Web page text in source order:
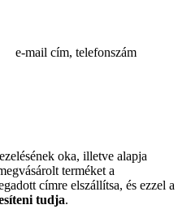
e-mail cím, telefonszám
oka, illetve alapja
terméket a
címre elszállítsa, és ezzel a
tudja.